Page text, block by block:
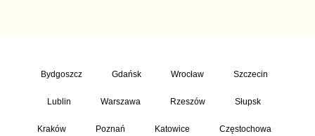
Bydgoszcz Gdańsk Wrocław Szczecin
Lublin Warszawa Rzeszów Słupsk
Kraków Poznań Katowice Częstochowa